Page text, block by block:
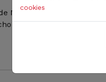
MotorLand Aragón.
más. Filtra por
cookies